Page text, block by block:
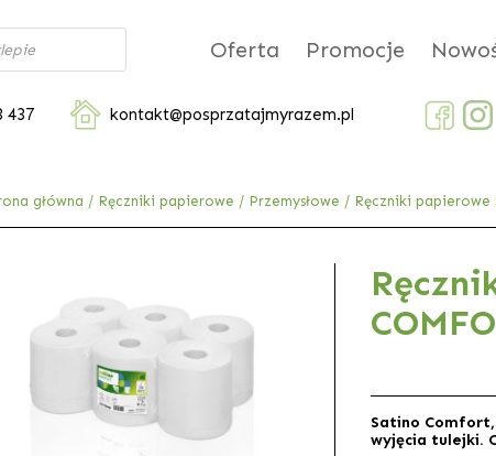
Oferta Promocje
437 kontakt@posprzatajmyrazem.pl
główna / Ręczniki papierowe / Przemysłowe / Ręczniki papierowe
Satino
wyjęcia tulejki.